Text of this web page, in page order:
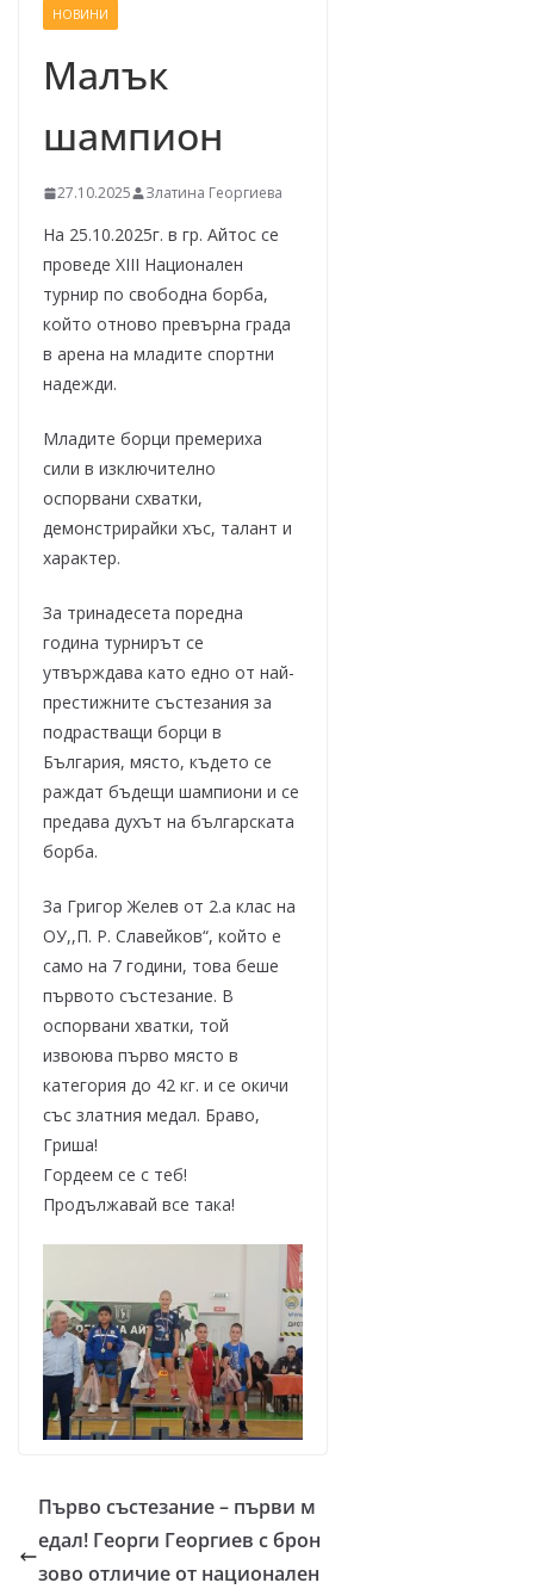
НОВИНИ
Малък
шампион
27.10.2025 Златина Георгиева
На 25.10.2025г. в гр. Айтос се
проведе XIII Национален
турнир по свободна борба,
който отново превърна града
в арена на младите спортни
надежди.
Младите борци премериха
сили в изключително
оспорвани схватки,
демонстрирайки хъс, талант и
характер.
За тринадесета поредна
година турнирът се
утвърждава като едно от най-
престижните състезания за
подрастващи борци в
България, място, където се
раждат бъдещи шампиони и се
предава духът на българската
борба.
За Григор Желев от 2.а клас на
ОУ,,П. Р. Славейков“, който е
само на 7 години, това беше
първото състезание. В
оспорвани хватки, той
извоюва първо място в
категория до 42 кг. и се окичи
със златния медал. Браво,
Гриша!
Гордеем се с теб!
Продължавай все така!
Първо състезание – първи м
едал! Георги Георгиев с брон
зово отличие от национален